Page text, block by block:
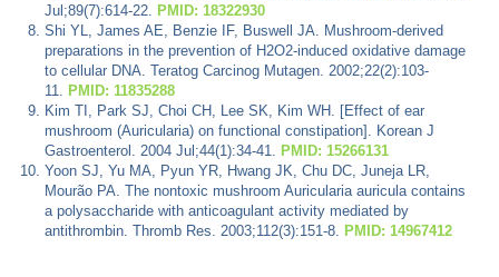
Jul;89(7):614-22. PMID: 18322930
Shi YL, James AE, Benzie IF, Buswell JA. Mushroom-derived
preparations in the prevention of H2O2-induced oxidative damage
to cellular DNA. Teratog Carcinog Mutagen. 2002;22(2):103-
11. PMID: 11835288
Kim TI, Park SJ, Choi CH, Lee SK, Kim WH. [Effect of ear
mushroom (Auricularia) on functional constipation]. Korean J
Gastroenterol. 2004 Jul;44(1):34-41. PMID: 15266131
Yoon SJ, Yu MA, Pyun YR, Hwang JK, Chu DC, Juneja LR,
Mourão PA. The nontoxic mushroom Auricularia auricula contains
a polysaccharide with anticoagulant activity mediated by
antithrombin. Thromb Res. 2003;112(3):151-8. PMID: 14967412